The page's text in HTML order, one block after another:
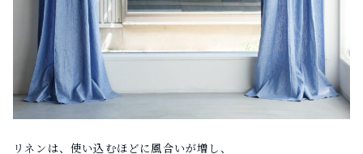
リネンは、使い込むほどに風合いが増し、